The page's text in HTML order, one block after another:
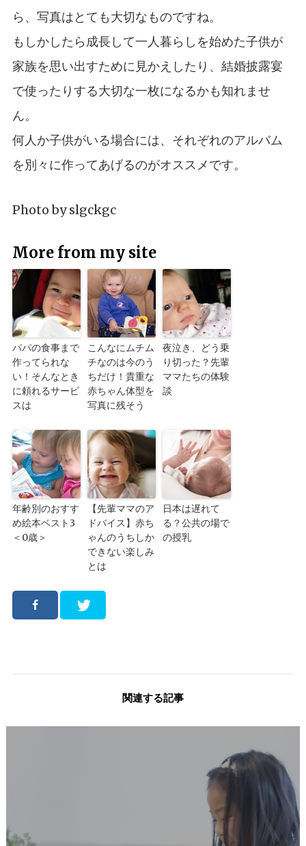
ら、写真はとても大切なものですね。
もしかしたら成長して一人暮らしを始めた子供が
家族を思い出すために見かえしたり、結婚披露宴
で使ったりする大切な一枚になるかも知れませ
ん。
何人か子供がいる場合には、それぞれのアルバム
を別々に作ってあげるのがオススメです。
Photo byslgckgc
More from my site
パパの食事まで
作ってられな
い！そんなとき
に頼れるサービ
スは
こんなにムチム
チなのは今のう
ちだけ！貴重な
赤ちゃん体型を
写真に残そう
夜泣き、どう乗
り切った？先輩
ママたちの体験
談
年齢別のおすす
め絵本ベスト3
＜0歳＞
【先輩ママのア
ドバイス】赤ち
ゃんのうちしか
できない楽しみ
とは
日本は遅れて
る？公共の場で
の授乳
関連する記事